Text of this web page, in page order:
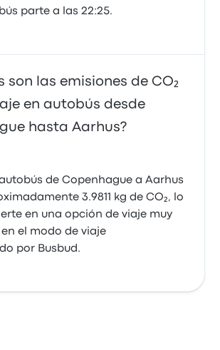
parte a las 22:25.
son las emisiones de CO₂
en autobús desde
hasta Aarhus?
de Copenhague a Aarhus
3.9811 kg de CO₂, lo
en una opción de viaje muy
el modo de viaje
por Busbud.